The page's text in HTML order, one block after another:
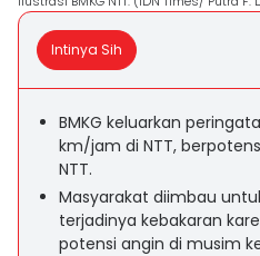
Intinya Sih
BMKG keluarkan
km/jam di NTT,
NTT.
Masyarakat diimbau
terjadinya kebakaran
potensi angin di musim